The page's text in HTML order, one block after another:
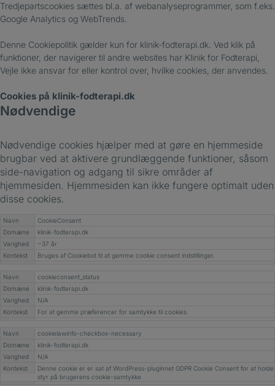
Tredjepartscookies sættes bl.a. af webanalyseprogrammer, som f.eks.
Google Analytics og WebTrends.
Denne Cookiepolitik gælder kun for klinik-fodterapi.dk. Ved klik på
funktioner, der navigerer til andre websites har Klinik for Fodterapi,
Vejle ikke ansvar for eller kontrol over, hvilke cookies, der anvendes.
Cookies på klinik-fodterapi.dk
Nødvendige
Nødvendige cookies hjælper med at gøre en hjemmeside
brugbar ved at aktivere grundlæggende funktioner, såsom
side-navigation og adgang til sikre områder af
hjemmesiden. Hjemmesiden kan ikke fungere optimalt uden
disse cookies.
Navn
CookieConsent
Domæne
klinik-fodterapi.dk
Varighed
~37 år
Kontekst
Bruges af Cookiebot til at gemme cookie consent indstillinger.
Navn
cookieconsent_status
Domæne
klinik-fodterapi.dk
Varighed
N/A
Kontekst
For at gemme præferencer for samtykke til cookies.
Navn
cookielawinfo-checkbox-necessary
Domæne
klinik-fodterapi.dk
Varighed
N/A
Kontekst
Denne cookie er er sat af WordPress-pluginnet GDPR Cookie Consent for at holde
styr på brugerens cookie-samtykke